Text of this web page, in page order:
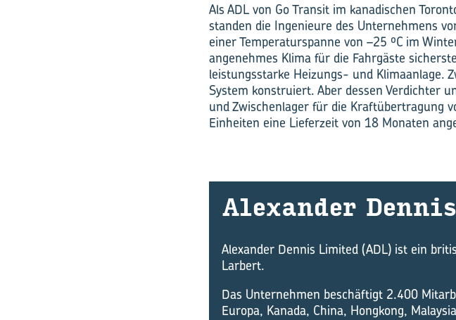
Als ADL von Go Transit im kanadischen
standen die Ingenieure des Unternehmens
einer Temperaturspanne von –25 ºC im
angenehmes Klima für die Fahrgäste
leistungsstarke Heizungs- und Klimaanlage.
System konstruiert. Aber dessen Verdichter
und Zwischenlager für die Kraftübertragung
Einheiten eine Lieferzeit von 18 Monaten
Alex­an­der
Alexander Dennis Limited (ADL) ist ein
Larbert.
Das Unternehmen beschäftigt 2.400
Europa, Kanada, China, Hongkong,